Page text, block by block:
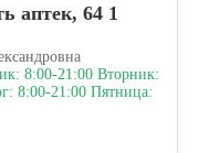
аптек, 64 1
8:00-21:00 Вторник:
8:00-21:00 Пятница: